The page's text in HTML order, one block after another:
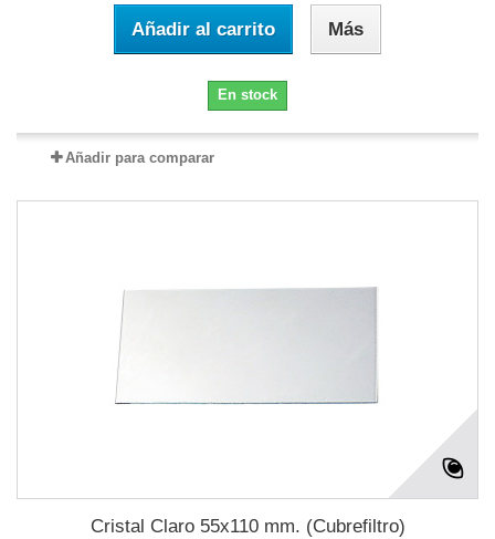
Añadir al carrito Más
En stock
Añadir para comparar
Cristal Claro 55x110 mm. (Cubrefiltro)